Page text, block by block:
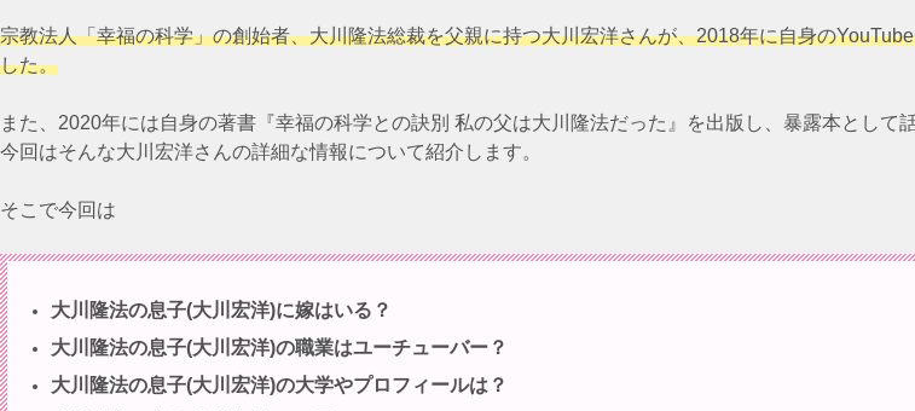
宗教法人「幸福の科学」の創始者、大川隆法総裁を父親に持つ大川宏洋さんが、2018年に自身の
した。
また、2020年には自身の著書『幸福の科学との訣別 私の父は大川隆法だった』を出版し、暴露本として
今回はそんな大川宏洋さんの詳細な情報について紹介します。
そこで今回は
大川隆法の息子(大川宏洋)に嫁はいる？
大川隆法の息子(大川宏洋)の職業はユーチューバー？
大川隆法の息子(大川宏洋)の大学やプロフィールは？